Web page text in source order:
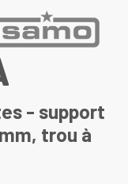
- support
trou à